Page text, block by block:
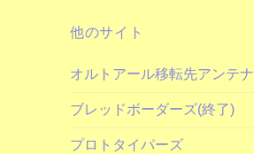
他のサイト
オルトアール移転先アンテナ
ブレッドボーダーズ(終了)
プロトタイパーズ